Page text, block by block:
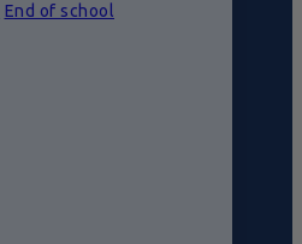
End of school